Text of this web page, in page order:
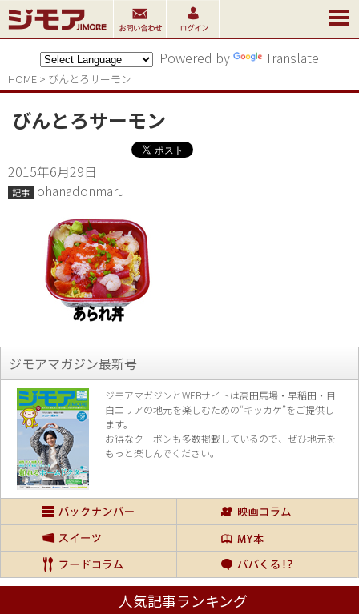
Powered by Translate
HOME > びんとろサーモン
びんとろサーモン
2015年6月29日
記事 ohanadonmaru
ジモアマガジン最新号
ジモアマガジンとWEBサイトは高田馬場・早稲田・目
白エリアの地元を楽しむための“キッカケ”をご提供し
ます。
お得なクーポンも多数掲載しているので、 ぜひ地元を
もっと楽しんでください。
人気記事ランキング